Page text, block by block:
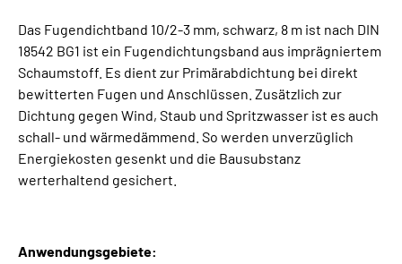
Das Fugendichtband 10/2-3 mm, schwarz, 8 m ist nach DIN
18542 BG1 ist ein Fugendichtungsband aus imprägniertem
Schaumstoff. Es dient zur Primärabdichtung bei direkt
bewitterten Fugen und Anschlüssen. Zusätzlich zur
Dichtung gegen Wind, Staub und Spritzwasser ist es auch
schall- und wärmedämmend. So werden unverzüglich
Energiekosten gesenkt und die Bausubstanz
werterhaltend gesichert.
Anwendungsgebiete: